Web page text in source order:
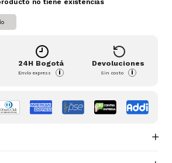
24H Bogotá
Envío express i
Devoluciones
Sin costo i